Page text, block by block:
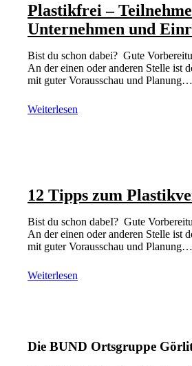
Plastikfrei –
Unternehmen und
Bist du schon dabei? Gute
An der einen oder anderen Stelle ist
mit guter Vorausschau und Planung…
Weiterlesen
12 Tipps zum
Bist du schon dabeI? Gute
An der einen oder anderen Stelle ist
mit guter Vorausschau und Planung…
Weiterlesen
Die BUND Ortsgruppe